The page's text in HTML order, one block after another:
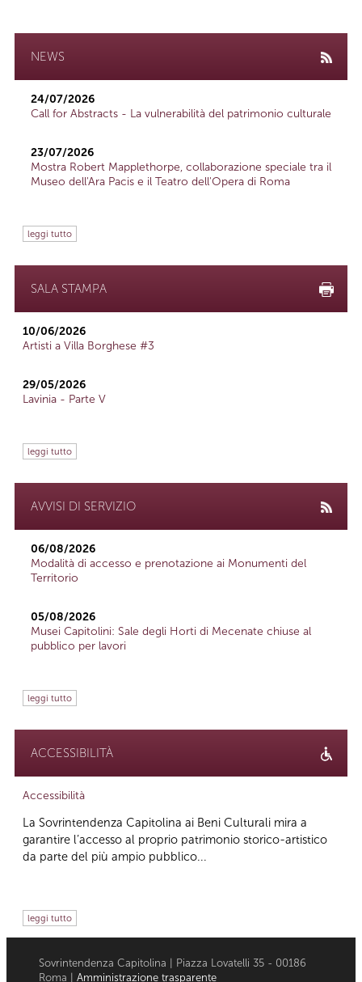
NEWS
24/07/2026
Call for Abstracts - La vulnerabilità del patrimonio culturale
23/07/2026
Mostra Robert Mapplethorpe, collaborazione speciale tra il
Museo dell'Ara Pacis e il Teatro dell'Opera di Roma
leggi tutto
SALA STAMPA
10/06/2026
Artisti a Villa Borghese #3
29/05/2026
Lavinia - Parte V
leggi tutto
AVVISI DI SERVIZIO
06/08/2026
Modalità di accesso e prenotazione ai Monumenti del
Territorio
05/08/2026
Musei Capitolini: Sale degli Horti di Mecenate chiuse al
pubblico per lavori
leggi tutto
ACCESSIBILITÀ
Accessibilità
La Sovrintendenza Capitolina ai Beni Culturali mira a
garantire l’accesso al proprio patrimonio storico-artistico
da parte del più ampio pubblico...
leggi tutto
Sovrintendenza Capitolina | Piazza Lovatelli 35 - 00186
Roma | Amministrazione trasparente